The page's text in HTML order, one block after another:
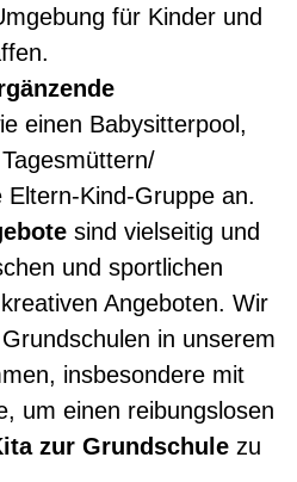
für Kinder und
einen Babysitterpool,
Eltern-Kind-Gruppe an.
sind vielseitig und
und sportlichen
Angeboten. Wir
in unserem
insbesondere mit
um einen reibungslosen
zur Grundschule zu